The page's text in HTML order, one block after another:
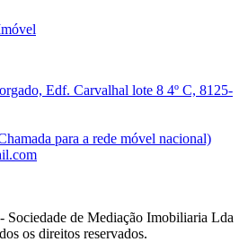
Edf. Carvalhal lote 8 4º C, 8125-
para a rede móvel nacional)
Sociedade de Mediação Imobiliaria Lda
os direitos reservados.